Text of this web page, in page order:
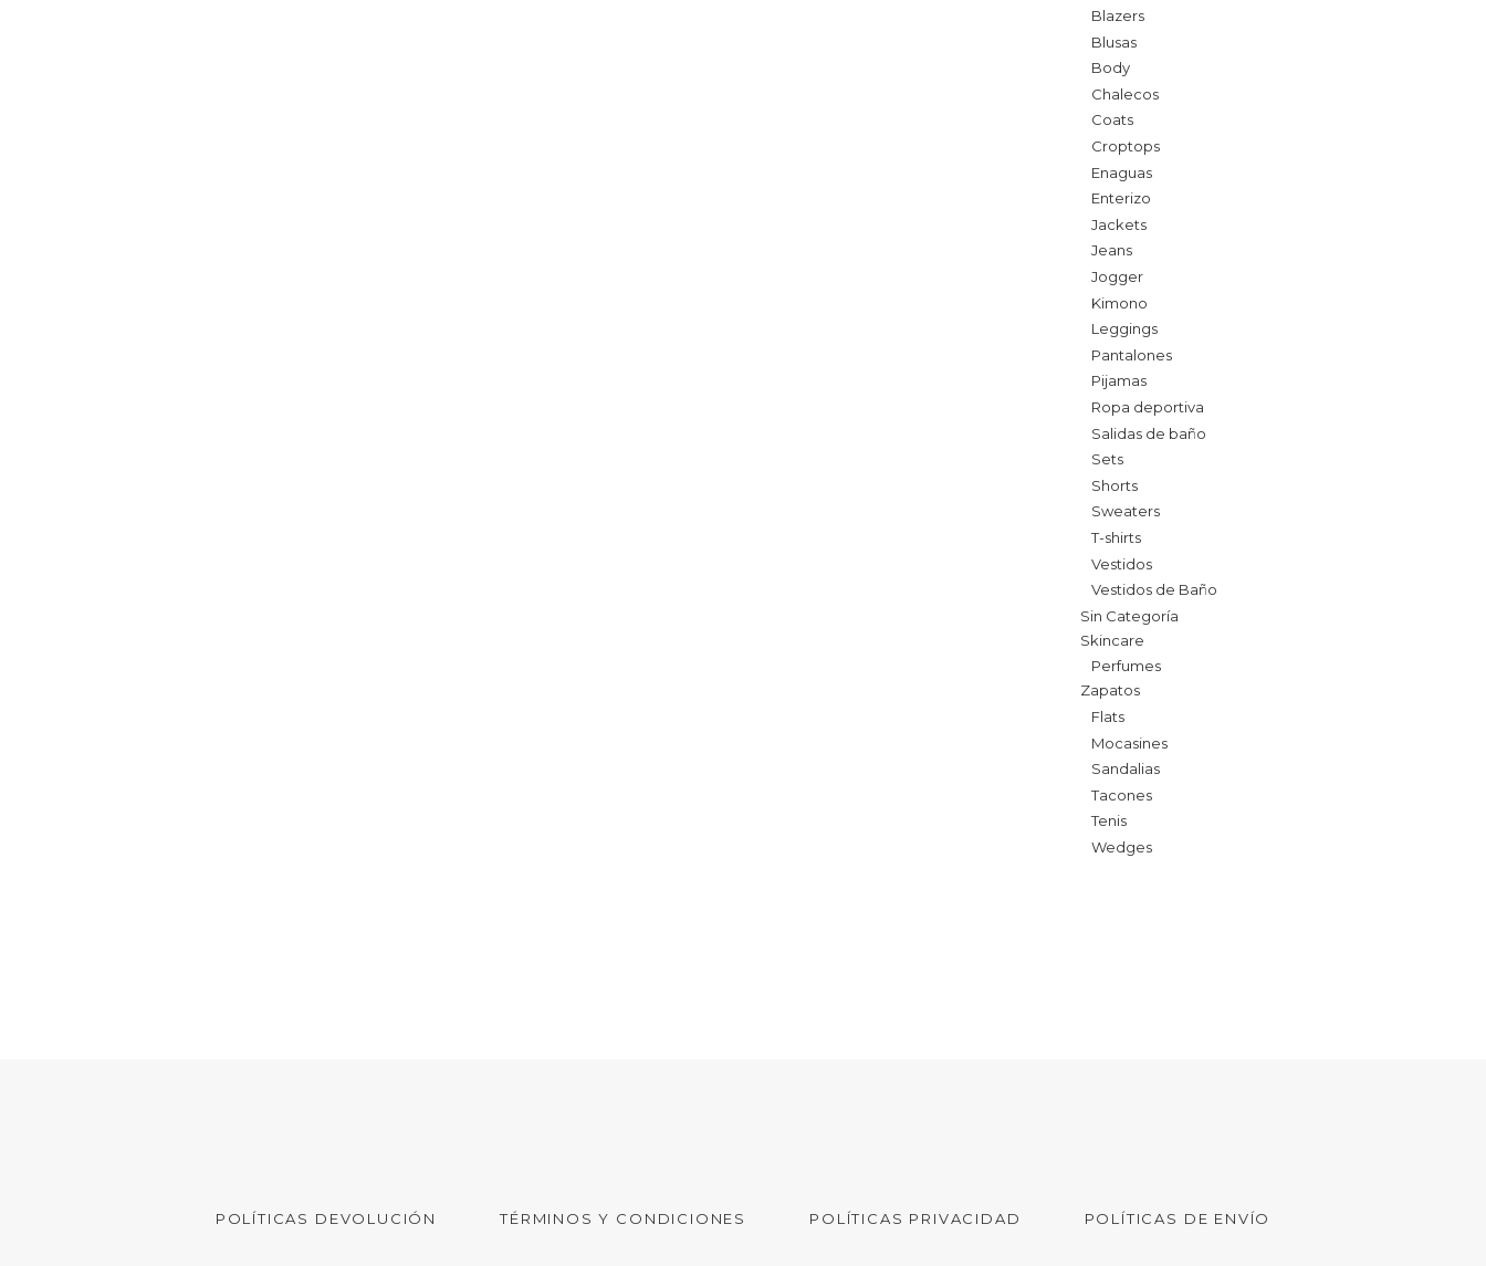
Blazers
Blusas
Body
Chalecos
Coats
Croptops
Enaguas
Enterizo
Jackets
Jeans
Jogger
Kimono
Leggings
Pantalones
Pijamas
Ropa deportiva
Salidas de baño
Sets
Shorts
Sweaters
T-shirts
Vestidos
Vestidos de Baño
Sin Categoría
Skincare
Perfumes
Zapatos
Flats
Mocasines
Sandalias
Tacones
Tenis
Wedges
POLÍTICAS DEVOLUCIÓN TÉRMINOS Y CONDICIONES POLÍTICAS PRIVACIDAD POLÍTICAS DE ENVÍO